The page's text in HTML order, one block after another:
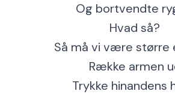
Og bortvendte
Hvad så?
Så må vi være større
Række armen
Trykke hinandens